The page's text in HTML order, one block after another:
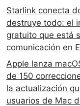
Starlink conecta
destruye todo: el
gratuito que está
comunicación en
Apple lanza
de 150
la actualización
usuarios de Mac